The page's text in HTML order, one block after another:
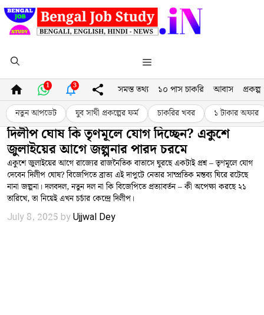
Skip
to
content
Menu
1 3 সমস্ত তথ্য ১০ পাস চাকরি আবাস প্রকল্প
নতুন আপডেট যুব সাথী প্রকল্পের ফর্ম চাকরির খবর ১ টাকার অফার
দিলীপ ঘোষ কি তৃণমূলে যোগ দিচ্ছেন? একুশে
জুলাইয়ের আগে জল্পনার পারদ চরমে
একুশে জুলাইয়ের আগে রাজ্যের রাজনৈতিক বাতাসে ঘুরছে একটাই প্রশ্ন – তৃণমূলে যোগ
দেবেন দিলীপ ঘোষ? বিজেপিতে ব্রাত্য এই দাপুটে নেতার সাম্প্রতিক মন্তব্য ঘিরে রটেছে
নানা জল্পনা। দলবদল, নতুন দল না কি বিজেপিতে প্রত্যাবর্তন – কী অপেক্ষা করছে ২১
তারিখে, তা নিয়েই এখন চর্চার কেন্দ্রে দিলীপ।
July 8, 2025 byUjjwal Dey